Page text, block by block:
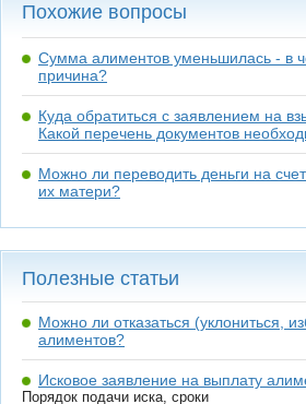
Похожие вопросы
Сумма алиментов уменьшилась - в
причина?
Куда обратиться с заявлением на
Какой перечень документов
Можно ли переводить деньги на
их матери?
Полезные статьи
Можно ли отказаться (уклониться,
алиментов?
Исковое заявление на выплату
Порядок подачи иска, сроки